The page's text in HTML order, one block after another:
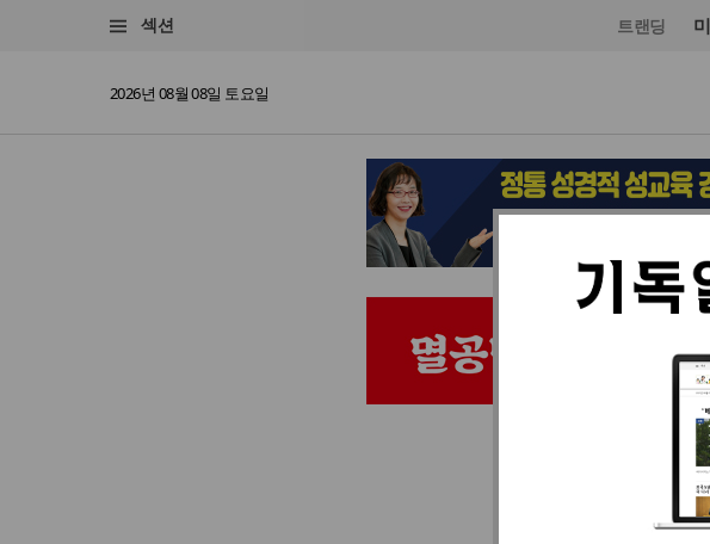
섹션 트랜딩
2026년 08월 08일 토요일
문화